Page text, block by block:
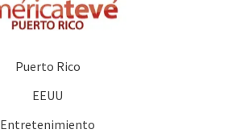
Puerto Rico
EEUU
Entretenimiento